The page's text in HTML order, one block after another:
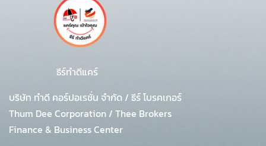
ธีร์ทำดีแคร์
บริษัท ทำดี คอร์ปอเรชั่น จำกัด / ธีร์ โบรคเกอร์
Thum Dee Corporation / Thee Brokers
Finance & Business Center